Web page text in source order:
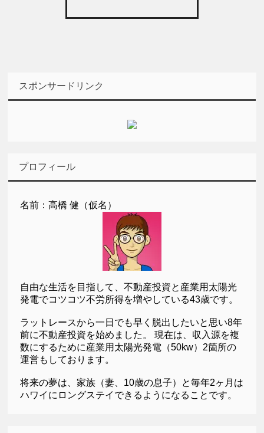
スポンサードリンク
プロフィール
名前：高橋 健（仮名）
自由な生活を目指して、不動産投資と産業用太陽光
発電でコツコツ不労所得を増やしている43歳です。
ラットレースから一日でも早く脱出したいと思い8年
前に不動産投資を始めました。 現在は、収入源を複
数にするために産業用太陽光発電（50kw）2箇所の
運営もしております。
将来の夢は、家族（妻、10歳の息子）と毎年2ヶ月は
ハワイにロングステイできるようになることです。